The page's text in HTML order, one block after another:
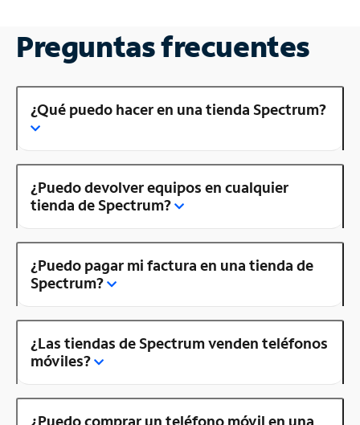
Preguntas frecuentes
¿Qué puedo hacer en una tienda Spectrum?
¿Puedo devolver equipos en cualquier
tienda de Spectrum?
¿Puedo pagar mi factura en una tienda de
Spectrum?
¿Las tiendas de Spectrum venden teléfonos
móviles?
¿Puedo comprar un teléfono móvil en una